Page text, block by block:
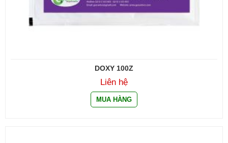
DOXY 100Z
Liên hệ